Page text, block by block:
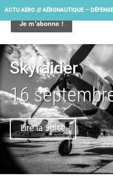
ACTU AERO /// AÉRONAUTIQUE –
Skyraider
16
Lire la Suite